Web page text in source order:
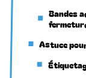
Bandes
Astuce